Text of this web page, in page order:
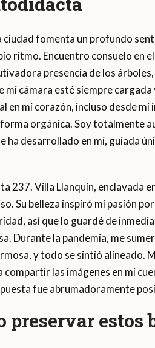
fomenta un profundo
ritmo. Encuentro consuelo en
presencia de los
cámara esté siempre cargada
mi corazón, incluso desde mi
orgánica. Soy totalmente
desarrollado en mí, guiada
237. Villa Llanquín, enclavada
Su belleza inspiró mi pasión
así que lo guardé de
Durante la pandemia, me
y todo se sintió alineado.
las imágenes en mi
fue abrumadoramente
estos